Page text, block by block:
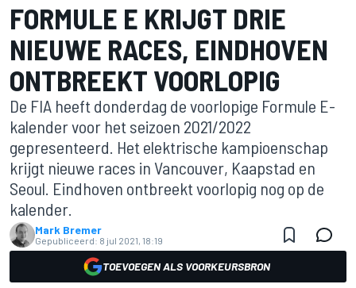
FORMULE E KRIJGT DRIE
NIEUWE RACES, EINDHOVEN
ONTBREEKT VOORLOPIG
De FIA heeft donderdag de voorlopige Formule E-
kalender voor het seizoen 2021/2022
gepresenteerd. Het elektrische kampioenschap
krijgt nieuwe races in Vancouver, Kaapstad en
Seoul. Eindhoven ontbreekt voorlopig nog op de
kalender.
Mark Bremer
Gepubliceerd: 8 jul 2021, 18:19
TOEVOEGEN ALS VOORKEURSBRON